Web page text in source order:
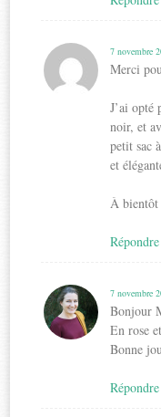
7 novembre
Merci
J’ai opté
noir, et
petit sac
et
À bientôt
Répondre
7 novembre
Bonjour
En rose
Bonne
Répondre